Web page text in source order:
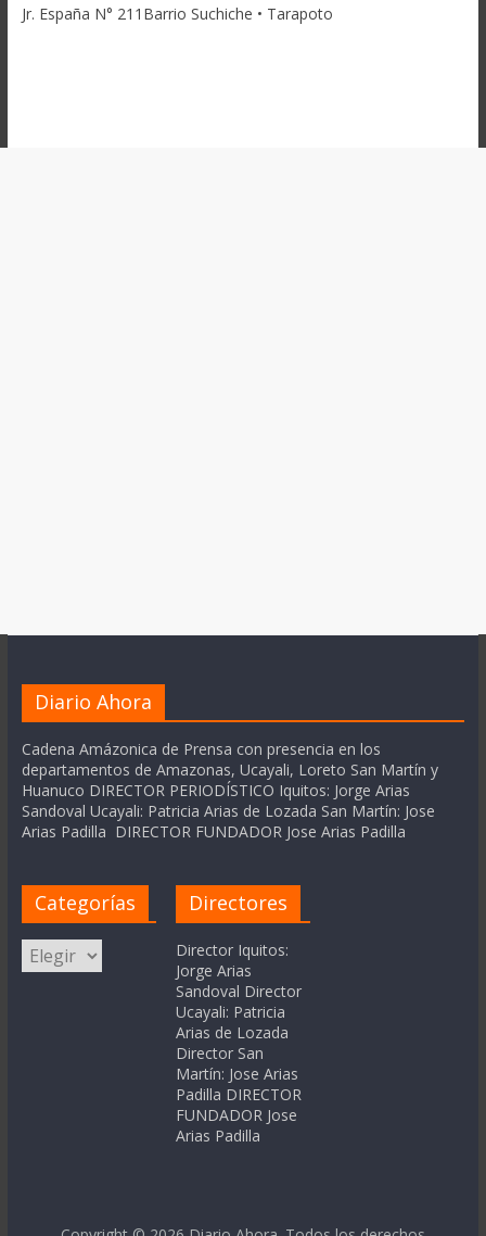
Jr. España N° 211Barrio Suchiche • Tarapoto
Diario Ahora
Cadena Amázonica de Prensa con presencia en los
departamentos de Amazonas, Ucayali, Loreto San Martín y
Huanuco DIRECTOR PERIODÍSTICO Iquitos: Jorge Arias
Sandoval Ucayali: Patricia Arias de Lozada San Martín: Jose
Arias Padilla DIRECTOR FUNDADOR Jose Arias Padilla
Categorías
Categorías
Directores
Director Iquitos:
Jorge Arias
Sandoval Director
Ucayali: Patricia
Arias de Lozada
Director San
Martín: Jose Arias
Padilla DIRECTOR
FUNDADOR Jose
Arias Padilla